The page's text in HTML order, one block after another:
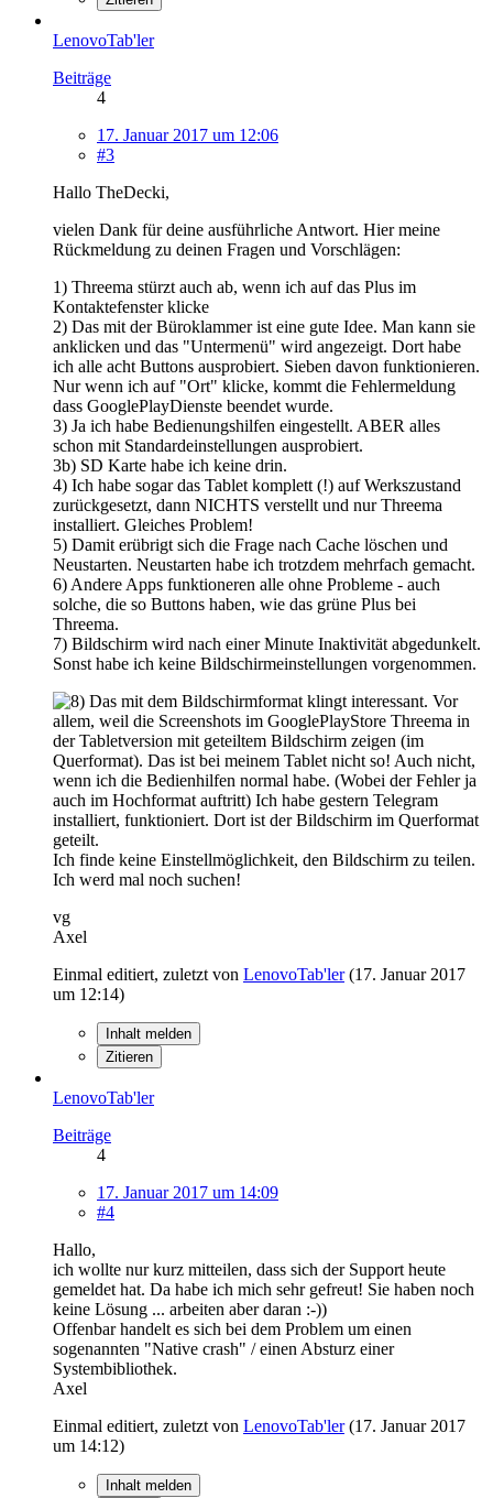
LenovoTab'ler
Beiträge
4
17. Januar 2017 um 12:06
#3
Hallo TheDecki,
vielen Dank für deine ausführliche Antwort. Hier meine
Rückmeldung zu deinen Fragen und Vorschlägen:
1) Threema stürzt auch ab, wenn ich auf das Plus im
Kontaktefenster klicke
2) Das mit der Büroklammer ist eine gute Idee. Man kann sie
anklicken und das "Untermenü" wird angezeigt. Dort habe
ich alle acht Buttons ausprobiert. Sieben davon funktionieren.
Nur wenn ich auf "Ort" klicke, kommt die Fehlermeldung
dass GooglePlayDienste beendet wurde.
3) Ja ich habe Bedienungshilfen eingestellt. ABER alles
schon mit Standardeinstellungen ausprobiert.
3b) SD Karte habe ich keine drin.
4) Ich habe sogar das Tablet komplett (!) auf Werkszustand
zurückgesetzt, dann NICHTS verstellt und nur Threema
installiert. Gleiches Problem!
5) Damit erübrigt sich die Frage nach Cache löschen und
Neustarten. Neustarten habe ich trotzdem mehrfach gemacht.
6) Andere Apps funktioneren alle ohne Probleme - auch
solche, die so Buttons haben, wie das grüne Plus bei
Threema.
7) Bildschirm wird nach einer Minute Inaktivität abgedunkelt.
Sonst habe ich keine Bildschirmeinstellungen vorgenommen.
Das mit dem Bildschirmformat klingt interessant. Vor
allem, weil die Screenshots im GooglePlayStore Threema in
der Tabletversion mit geteiltem Bildschirm zeigen (im
Querformat). Das ist bei meinem Tablet nicht so! Auch nicht,
wenn ich die Bedienhilfen normal habe. (Wobei der Fehler ja
auch im Hochformat auftritt) Ich habe gestern Telegram
installiert, funktioniert. Dort ist der Bildschirm im Querformat
geteilt.
Ich finde keine Einstellmöglichkeit, den Bildschirm zu teilen.
Ich werd mal noch suchen!
vg
Axel
Einmal editiert, zuletzt von LenovoTab'ler(17. Januar 2017
um 12:14)
Inhalt melden
Zitieren
LenovoTab'ler
Beiträge
4
17. Januar 2017 um 14:09
#4
Hallo,
ich wollte nur kurz mitteilen, dass sich der Support heute
gemeldet hat. Da habe ich mich sehr gefreut! Sie haben noch
keine Lösung ... arbeiten aber daran :-))
Offenbar handelt es sich bei dem Problem um einen
sogenannten "Native crash" / einen Absturz einer
Systembibliothek.
Axel
Einmal editiert, zuletzt von LenovoTab'ler(17. Januar 2017
um 14:12)
Inhalt melden